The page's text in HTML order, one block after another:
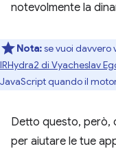
notevolmente la
Nota:se vuoi davvero
IRHydra2 di Vyacheslav
JavaScript quando il
Detto questo, però,
per aiutare le tue